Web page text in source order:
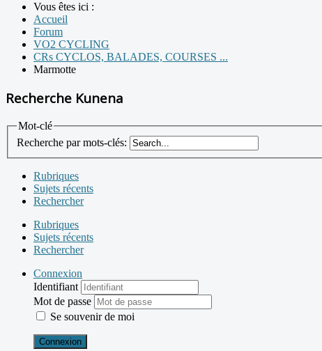
Vous êtes ici :
Accueil
Forum
VO2 CYCLING
CRs CYCLOS, BALADES, COURSES ...
Marmotte
Recherche Kunena
Mot-clé
Recherche par mots-clés:
Rubriques
Sujets récents
Rechercher
Rubriques
Sujets récents
Rechercher
Connexion
Identifiant
Mot de passe
Se souvenir de moi
Connexion